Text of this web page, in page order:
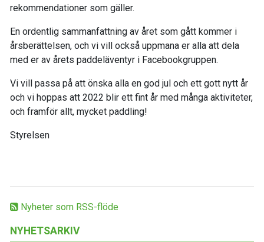
Nyheter som RSS-flöde
NYHETSARKIV
rekommendationer som gäller.
En ordentlig sammanfattning av året som gått kommer i
årsberättelsen, och vi vill också uppmana er alla att dela
med er av årets paddeläventyr i Facebookgruppen.
Vi vill passa på att önska alla en god jul och ett gott nytt år
och vi hoppas att 2022 blir ett fint år med många aktiviteter,
och framför allt, mycket paddling!
Styrelsen